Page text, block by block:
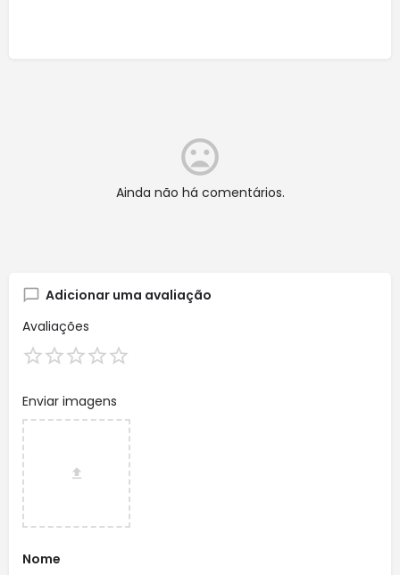
Ainda não há comentários.
Adicionar uma avaliação
Avaliações
Enviar imagens
Nome